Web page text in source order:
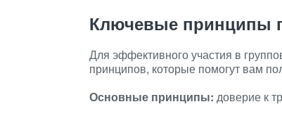
Ключевые принципы
Для эффективного участия в
принципов, которые помогут вам
Основные принципы: доверие к